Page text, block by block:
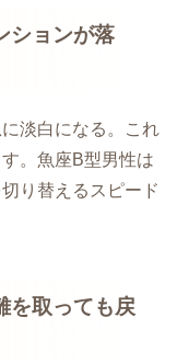
ションが落
淡白になる。これ
。魚座B型男性は
り替えるスピード
を取っても戻